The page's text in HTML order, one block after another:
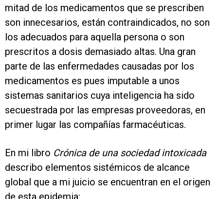
mitad de los medicamentos que se prescriben
son innecesarios, están contraindicados, no son
los adecuados para aquella persona o son
prescritos a dosis demasiado altas. Una gran
parte de las enfermedades causadas por los
medicamentos es pues imputable a unos
sistemas sanitarios cuya inteligencia ha sido
secuestrada por las empresas proveedoras, en
primer lugar las compañías farmacéuticas.
En mi libro Crónica de una sociedad intoxicada
describo elementos sistémicos de alcance
global que a mi juicio se encuentran en el origen
de esta epidemia: